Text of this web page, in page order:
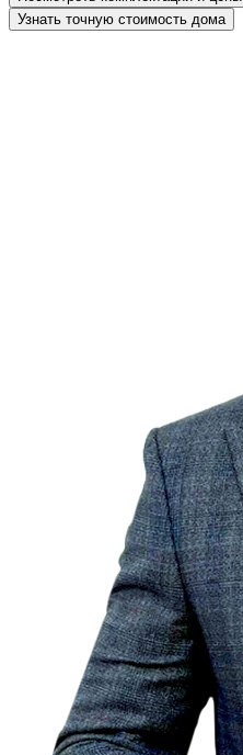
Узнать точную стоимость дома